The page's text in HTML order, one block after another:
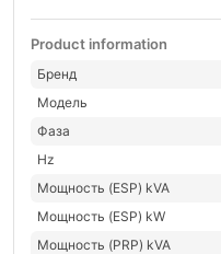
Product information
Бренд
Модель
Фаза
Hz
Мощность (ESP) kVA
Мощность (ESP) kW
Мощность (PRP) kVA